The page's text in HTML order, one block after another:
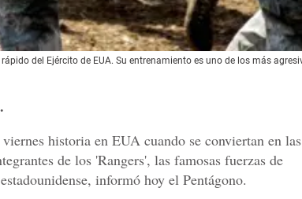
del Ejército de EUA. Su entrenamiento es uno de los más
historia en EUA cuando se conviertan en las
de los 'Rangers', las famosas fuerzas de
informó hoy el Pentágono.